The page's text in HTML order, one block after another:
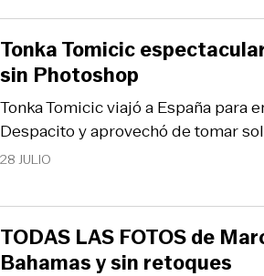
28 JULIO
Tonka Tomicic viajó a España para
Despacito y aprovechó de tomar
Tonka Tomicic
sin Photoshop
TODAS LAS FOTOS de
Bahamas y sin retoques